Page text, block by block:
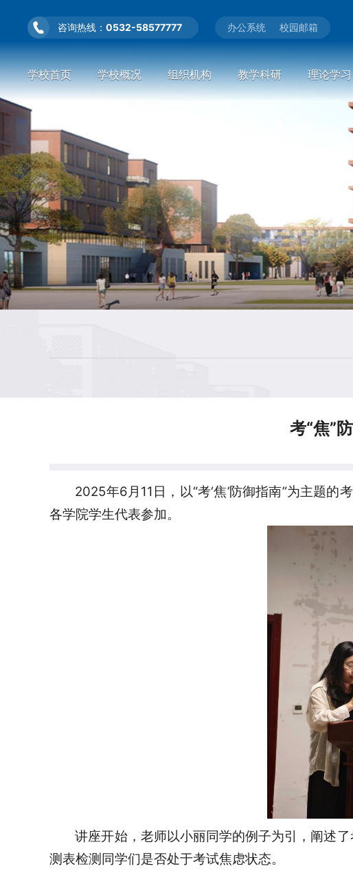
咨询热线： 0532-58577777 办公系统 校园邮箱
学校首页 学校概况 组织机构 教学科研 理论学习
考“焦”
2025年6月11日，以“考‘焦’防御指南”为主题
各学院学生代表参加。
讲座开始，老师以小丽同学的例子为引，阐述
测表检测同学们是否处于考试焦虑状态。